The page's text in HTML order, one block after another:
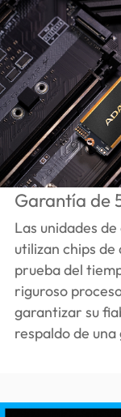
Garantía de
Las unidades
utilizan chips
prueba del
riguroso
garantizar su
respaldo de